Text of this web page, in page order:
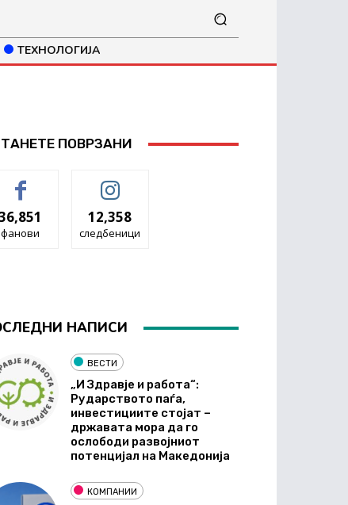
ТЕХНОЛОГИЈА
ПОВРЗАНИ
фанови
12,358
следбеници
НАПИСИ
ВЕСТИ
„И Здравје и работа“:
Рударството паѓа,
инвестициите стојат –
државата мора да го
ослободи развојниот
потенцијал на Македонија
КОМПАНИИ